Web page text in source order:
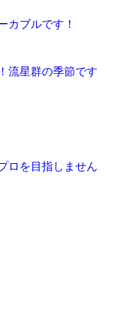
カブルです！
流星群の季節です
ロを目指しません